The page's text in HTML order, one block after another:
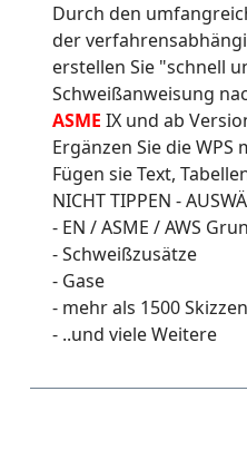
Durch den
der
erstellen Sie "schnell
Schweißanweisung
ASME IX und ab
Ergänzen Sie die
Fügen sie Text,
NICHT TIPPEN -
- EN / ASME / AWS
- Schweißzusätze
- Gase
- mehr als 1500 Skizzen
- ..und viele Weitere